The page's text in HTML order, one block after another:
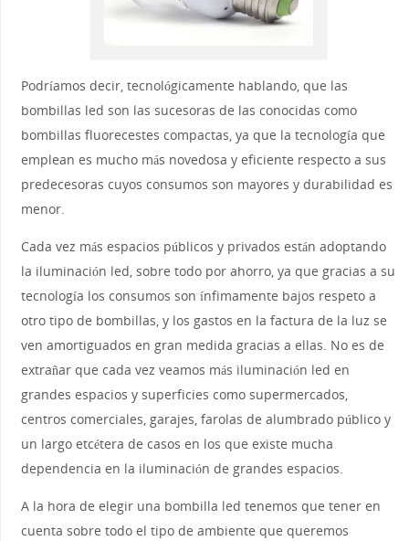
Podríamos decir, tecnológicamente hablando, que las
bombillas led son las sucesoras de las conocidas como
bombillas fluorecestes compactas, ya que la tecnología que
emplean es mucho más novedosa y eficiente respecto a sus
predecesoras cuyos consumos son mayores y durabilidad es
menor.
Cada vez más espacios públicos y privados están adoptando
la iluminación led, sobre todo por ahorro, ya que gracias a su
tecnología los consumos son ínfimamente bajos respeto a
otro tipo de bombillas, y los gastos en la factura de la luz se
ven amortiguados en gran medida gracias a ellas. No es de
extrañar que cada vez veamos más iluminación led en
grandes espacios y superficies como supermercados,
centros comerciales, garajes, farolas de alumbrado público y
un largo etcétera de casos en los que existe mucha
dependencia en la iluminación de grandes espacios.
A la hora de elegir una bombilla led tenemos que tener en
cuenta sobre todo el tipo de ambiente que queremos